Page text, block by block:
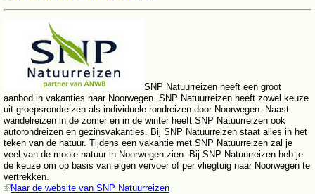
SNP Natuurreizen heeft een groot
aanbod in vakanties naar Noorwegen. SNP Natuurreizen heeft zowel keuze
uit groepsrondreizen als individuele rondreizen door Noorwegen. Naast
wandelreizen in de zomer en in de winter heeft SNP Natuurreizen ook
autorondreizen en gezinsvakanties. Bij SNP Natuurreizen staat alles in het
teken van de natuur. Tijdens een vakantie met SNP Natuurreizen zal je
veel van de mooie natuur in Noorwegen zien. Bij SNP Natuurreizen heb je
de keuze om op basis van eigen vervoer of per vliegtuig naar Noorwegen te
vertrekken.
Naar de website van SNP Natuurreizen